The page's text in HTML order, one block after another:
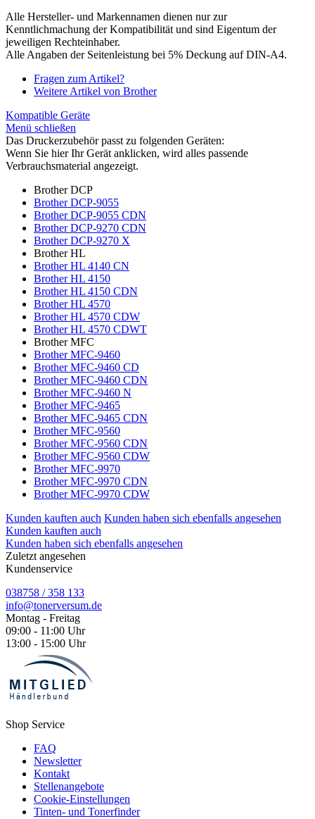
Alle Hersteller- und Markennamen dienen nur zur
Kenntlichmachung der Kompatibilität und sind Eigentum der
jeweiligen Rechteinhaber.
Alle Angaben der Seitenleistung bei 5% Deckung auf DIN-A4.
Fragen zum Artikel?
Weitere Artikel von Brother
Kompatible Geräte
Menü schließen
Das Druckerzubehör passt zu folgenden Geräten:
Wenn Sie hier Ihr Gerät anklicken, wird alles passende
Verbrauchsmaterial angezeigt.
Brother DCP
Brother DCP-9055
Brother DCP-9055 CDN
Brother DCP-9270 CDN
Brother DCP-9270 X
Brother HL
Brother HL 4140 CN
Brother HL 4150
Brother HL 4150 CDN
Brother HL 4570
Brother HL 4570 CDW
Brother HL 4570 CDWT
Brother MFC
Brother MFC-9460
Brother MFC-9460 CD
Brother MFC-9460 CDN
Brother MFC-9460 N
Brother MFC-9465
Brother MFC-9465 CDN
Brother MFC-9560
Brother MFC-9560 CDN
Brother MFC-9560 CDW
Brother MFC-9970
Brother MFC-9970 CDN
Brother MFC-9970 CDW
Kunden kauften auch Kunden haben sich ebenfalls angesehen
Kunden kauften auch
Kunden haben sich ebenfalls angesehen
Zuletzt angesehen
Kundenservice
038758 / 358 133
info@tonerversum.de
Montag - Freitag
09:00 - 11:00 Uhr
13:00 - 15:00 Uhr
Shop Service
FAQ
Newsletter
Kontakt
Stellenangebote
Cookie-Einstellungen
Tinten- und Tonerfinder